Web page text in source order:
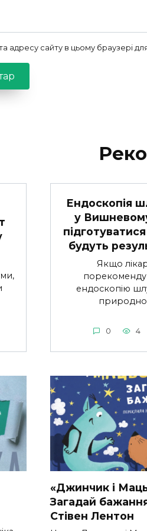
адресу сайту в цьому браузері
Ендоскопія
у
будуть
Якщо
ендоскопію
природно
0 4
«Джинчик і
Загадай
Стівен Лентон